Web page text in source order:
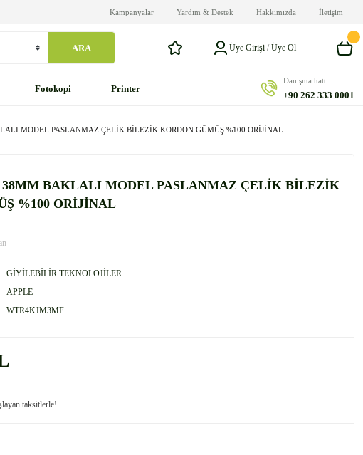
Kampanyalar Yardım & Destek Hakkımızda İletişim
ARA Üye Girişi /Üye Ol
Fotokopi Printer
Danışma hattı
+90 262 333 0001
MODEL PASLANMAZ ÇELİK BİLEZİK KORDON GÜMÜŞ %100 ORİJİNAL
38MM BAKLALI MODEL PASLANMAZ ÇELİK BİLEZİK
%100 ORİJİNAL
GİYİLEBİLİR TEKNOLOJİLER
APPLE
WTR4KJM3MF
taksitlerle!